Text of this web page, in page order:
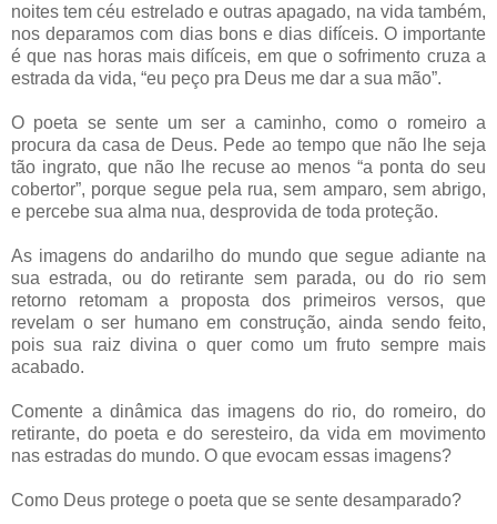
noites tem céu estrelado e outras apagado, na vida também,
nos deparamos com dias bons e dias difíceis. O importante
é que nas horas mais difíceis, em que o sofrimento cruza a
estrada da vida, “eu peço pra Deus me dar a sua mão”.
O poeta se sente um ser a caminho, como o romeiro a
procura da casa de Deus. Pede ao tempo que não lhe seja
tão ingrato, que não lhe recuse ao menos “a ponta do seu
cobertor”, porque segue pela rua, sem amparo, sem abrigo,
e percebe sua alma nua, desprovida de toda proteção.
As imagens do andarilho do mundo que segue adiante na
sua estrada, ou do retirante sem parada, ou do rio sem
retorno retomam a proposta dos primeiros versos, que
revelam o ser humano em construção, ainda sendo feito,
pois sua raiz divina o quer como um fruto sempre mais
acabado.
Comente a dinâmica das imagens do rio, do romeiro, do
retirante, do poeta e do seresteiro, da vida em movimento
nas estradas do mundo. O que evocam essas imagens?
Como Deus protege o poeta que se sente desamparado?